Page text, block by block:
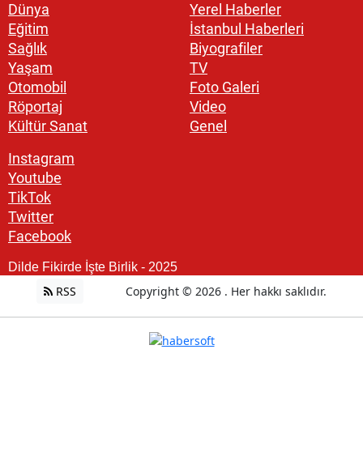
Dünya
Eğitim
Sağlık
Yaşam
Otomobil
Röportaj
Kültür Sanat
Yerel Haberler
İstanbul Haberleri
Biyografiler
TV
Foto Galeri
Video
Genel
Instagram
Youtube
TikTok
Twitter
Facebook
Dilde Fikirde İşte Birlik - 2025
RSS Copyright © 2026 . Her hakkı saklıdır.